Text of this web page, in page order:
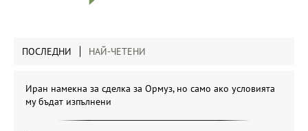
ПОСЛЕДНИ НАЙ-ЧЕТЕНИ
Иран намекна за сделка за Ормуз, но само ако условията
му бъдат изпълнени